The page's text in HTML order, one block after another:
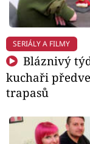
SERIÁLY A FILMY
Bláznivý
kuchaři
trapasů